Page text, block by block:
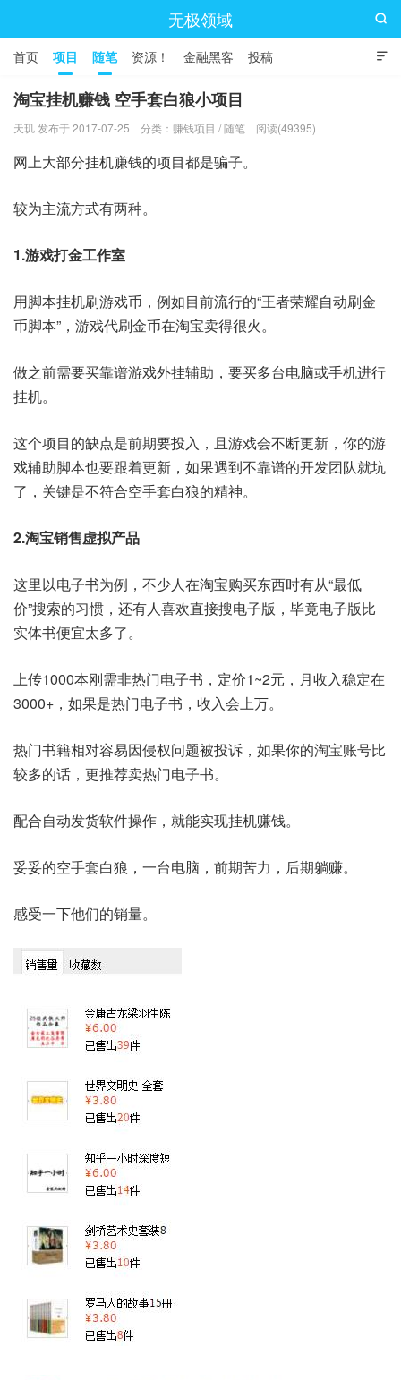
无极领域

首页 项目 随笔 资源！ 金融黑客 投稿

淘宝挂机赚钱 空手套白狼小项目
天玑 发布于 2017-07-25 分类： 赚钱项目 /随笔 阅读(49395)
网上大部分挂机赚钱的项目都是骗子。
较为主流方式有两种。
1.游戏打金工作室
用脚本挂机刷游戏币，例如目前流行的“王者荣耀自动刷金
币脚本”，游戏代刷金币在淘宝卖得很火。
做之前需要买靠谱游戏外挂辅助，要买多台电脑或手机进行
挂机。
这个项目的缺点是前期要投入，且游戏会不断更新，你的游
戏辅助脚本也要跟着更新，如果遇到不靠谱的开发团队就坑
了，关键是不符合空手套白狼的精神。
2.淘宝销售虚拟产品
这里以电子书为例，不少人在淘宝购买东西时有从“最低
价”搜索的习惯，还有人喜欢直接搜电子版，毕竟电子版比
实体书便宜太多了。
上传1000本刚需非热门电子书，定价1~2元，月收入稳定在
3000+，如果是热门电子书，收入会上万。
热门书籍相对容易因侵权问题被投诉，如果你的淘宝账号比
较多的话，更推荐卖热门电子书。
配合自动发货软件操作，就能实现挂机赚钱。
妥妥的空手套白狼，一台电脑，前期苦力，后期躺赚。
感受一下他们的销量。